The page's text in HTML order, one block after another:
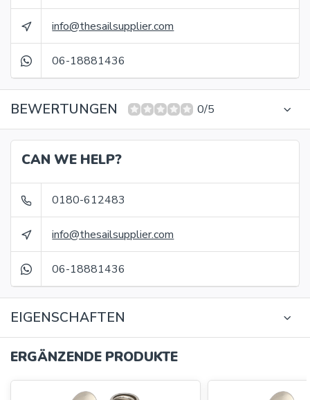
info@thesailsupplier.com
06-18881436
BEWERTUNGEN 0/5
CAN WE HELP?
0180-612483
info@thesailsupplier.com
06-18881436
EIGENSCHAFTEN
ERGÄNZENDE PRODUKTE